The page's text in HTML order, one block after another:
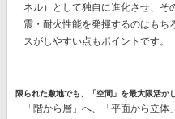
ネル）
として独自に進化させ、そ
震・耐火性能を発揮するのはもち
スがしやすい点もポイントです。
限られた敷地でも、「空間」を最大限活か
「階から層」へ、「平面から立体